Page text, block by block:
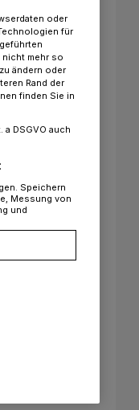
oder
für
nicht mehr so
ändern oder
Rand der
finden Sie in
DSGVO auch
Speichern
Messung von
und